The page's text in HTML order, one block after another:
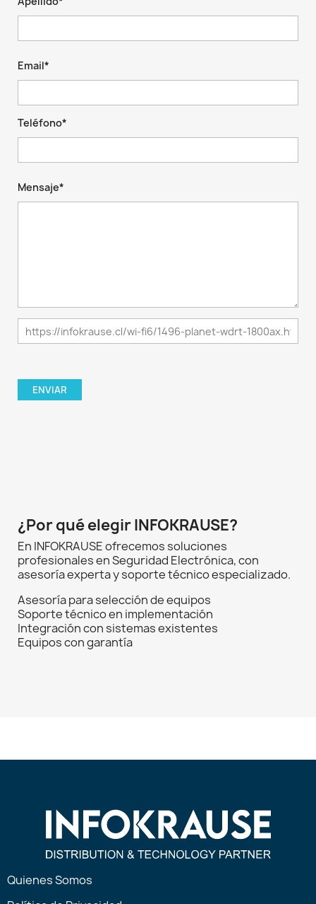
Email*
Teléfono*
Mensaje*
¿Por qué elegir INFOKRAUSE?
En INFOKRAUSE ofrecemos soluciones
profesionales en Seguridad Electrónica, con
asesoría experta y soporte técnico especializado.
Asesoría para selección de equipos
Soporte técnico en implementación
Integración con sistemas existentes
Equipos con garantía
Quienes Somos